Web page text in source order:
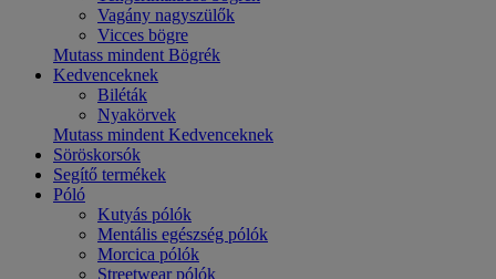
Vagány nagyszülők
Vicces bögre
Mutass mindent Bögrék
Kedvenceknek
Biléták
Nyakörvek
Mutass mindent Kedvenceknek
Söröskorsók
Segítő termékek
Póló
Kutyás pólók
Mentális egészség pólók
Morcica pólók
Streetwear pólók